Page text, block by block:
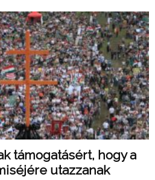
támogatásért, hogy a
utazzanak